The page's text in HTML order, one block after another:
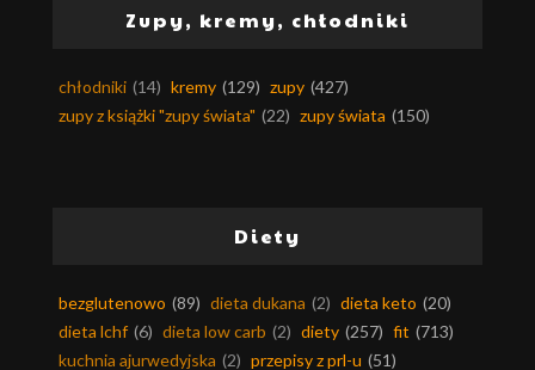
Zupy, kremy, chłodniki
chłodniki (14) kremy (129) zupy (427)
zupy z książki "zupy świata" (22) zupy świata (150)
Diety
bezglutenowo (89) dieta dukana (2) dieta keto (20)
dieta lchf (6) dieta low carb (2) diety (257) fit (713)
kuchnia ajurwedyjska (2) przepisy z prl-u (51)